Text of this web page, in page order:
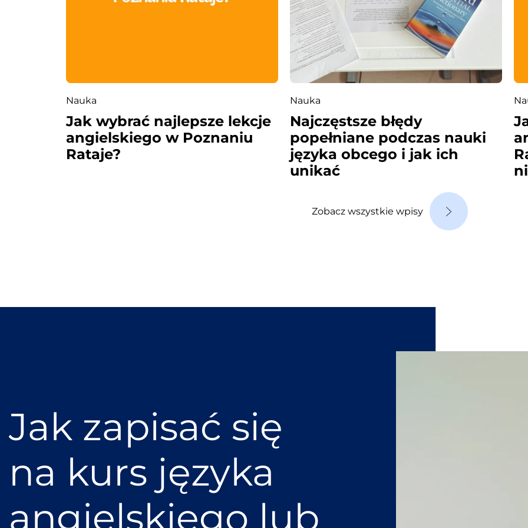
u
Nauka
Jak wybrać najlepsze lekcje
angielskiego w Poznaniu
Rataje?
Nauka
Najczęstsze błędy
popełniane podczas nauki
języka obcego i jak ich
unikać
Zobacz wszystkie wpisy
Jak zapisać się
na kurs języka
angielskiego lub